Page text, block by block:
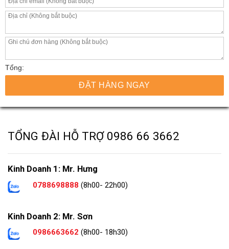
Tổng:
ĐẶT HÀNG NGAY
TỔNG ĐÀI HỖ TRỢ 0986 66 3662
Kinh Doanh 1: Mr. Hưng
0788698888 (8h00- 22h00)
Kinh Doanh 2: Mr. Sơn
0986663662 (8h00- 18h30)